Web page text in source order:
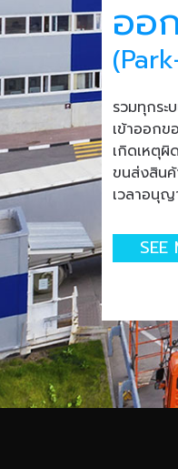
ออ
รวมทุกร
เข้าออกข
เกิดเหตุผิ
ขนส่งสิน
เวลาอนุ
SEE